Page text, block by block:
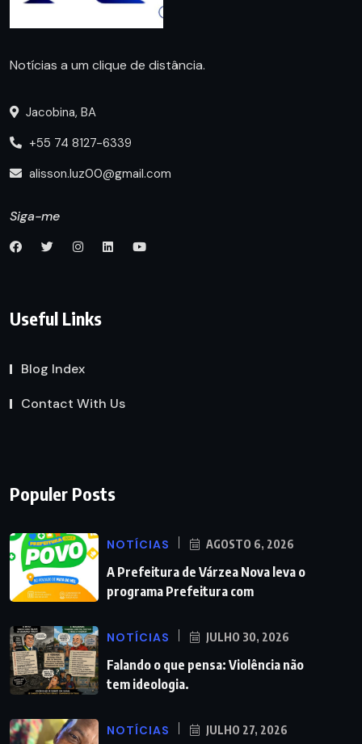
Notícias a um clique de distância.
Jacobina, BA
+55 74 8127-6339
alisson.luz00@gmail.com
Siga-me
Useful Links
Blog Index
Contact With Us
Populer Posts
NOTÍCIAS AGOSTO 6, 2026
A Prefeitura de Várzea Nova leva o
programa Prefeitura com
NOTÍCIAS JULHO 30, 2026
Falando o que pensa: Violência não
tem ideologia.
NOTÍCIAS JULHO 27, 2026